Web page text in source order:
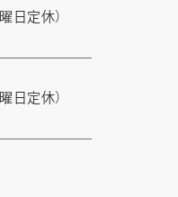
日定休）
日定休）